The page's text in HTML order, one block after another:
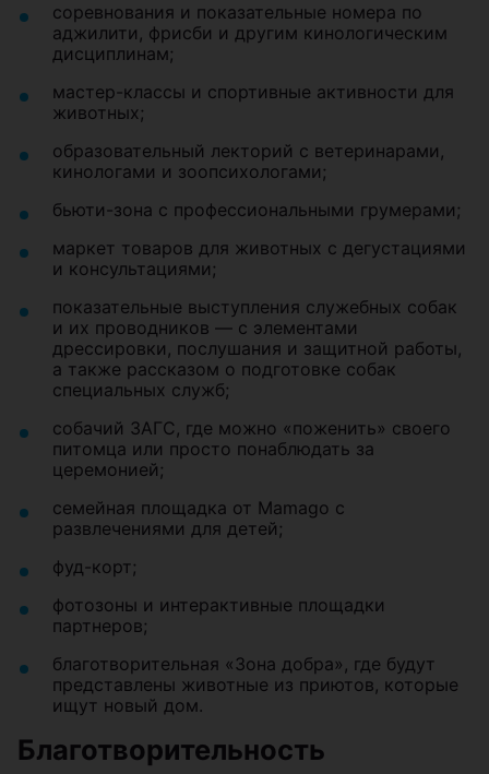
соревнования и показательные номера по
аджилити, фрисби и другим кинологическим
дисциплинам;
мастер-классы и спортивные активности для
животных;
образовательный лекторий с ветеринарами,
кинологами и зоопсихологами;
бьюти-зона с профессиональными грумерами;
маркет товаров для животных с дегустациями
и консультациями;
показательные выступления служебных собак
и их проводников — с элементами
дрессировки, послушания и защитной работы,
а также рассказом о подготовке собак
специальных служб;
собачий ЗАГС, где можно «поженить» своего
питомца или просто понаблюдать за
церемонией;
семейная площадка от Mamago с
развлечениями для детей;
фуд-корт;
фотозоны и интерактивные площадки
партнеров;
благотворительная «Зона добра», где будут
представлены животные из приютов, которые
ищут новый дом.
Благотворительность